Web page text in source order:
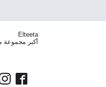
Elteeta
أكبر مجموعة